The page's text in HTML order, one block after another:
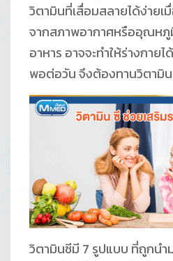
วิตามินที่เสื่อมสลายได้ง่ายเ
จากสภาพอากาศหรืออุณหภู
อาหาร อาจจะทำให้ร่างกาย
พอต่อวัน จึงต้องทานวิตามิ
วิตามินซีมี 7 รูปแบบ ที่ถูกนำ